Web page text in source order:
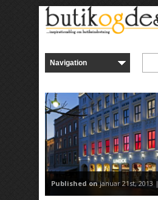
Published onjanuar 21st, 2013 |